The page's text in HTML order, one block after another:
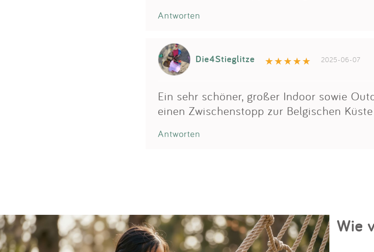
Antworten
Die4Stieglitze 2025-06-07
Ein sehr schöner, großer Indoor sowie
einen Zwischenstopp zur Belgischen
Antworten
Wie